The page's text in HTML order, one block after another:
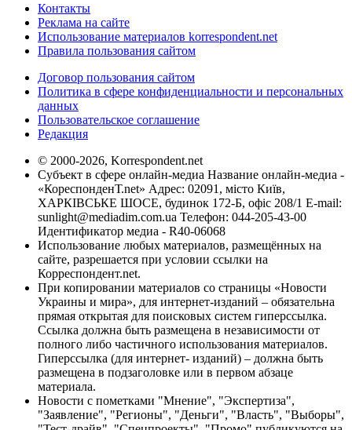
Контакты
Реклама на сайте
Использование материалов korrespondent.net
Правила пользования сайтом
Договор пользования сайтом
Политика в сфере конфиденциальности и персональных
данных
Пользовательское соглашение
Редакция
© 2000-2026, Korrespondent.net
Субъект в сфере онлайн-медиа Название онлайн-медиа -
«КореспонденТ.net» Адрес: 02091, місто Київ,
ХАРКІВСЬКЕ ШОСЕ, будинок 172-Б, офіс 208/1 E-mail:
sunlight@mediadim.com.ua Телефон: 044-205-43-00
Идентификатор медиа - R40-06068
Использование любых материалов, размещённых на
сайте, разрешается при условии ссылки на
Корреспондент.net.
При копировании материалов со страницы «Новости
Украины и мира», для интернет-изданий – обязательна
прямая открытая для поисковых систем гиперссылка.
Ссылка должна быть размещена в независимости от
полного либо частичного использования материалов.
Гиперссылка (для интернет- изданий) – должна быть
размещена в подзаголовке или в первом абзаце
материала.
Новости с пометками "Мнение", "Экспертиза",
"Заявление", "Регионы", "Деньги", "Власть", "Выборы",